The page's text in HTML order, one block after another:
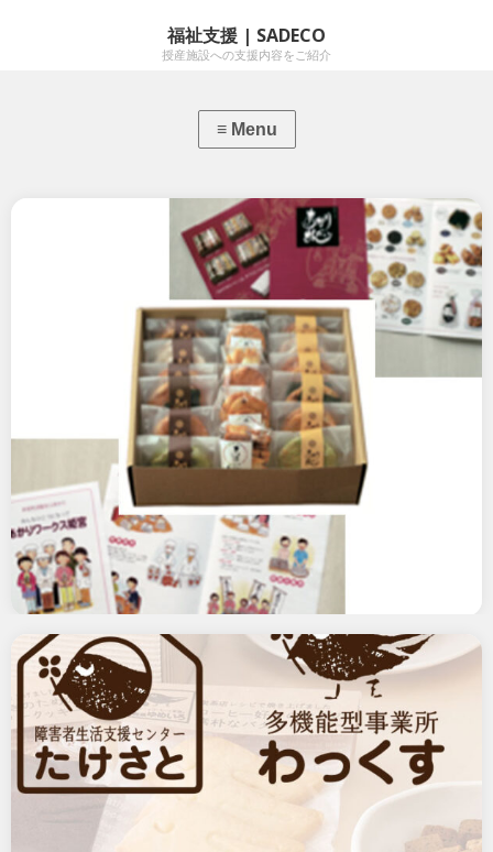
福祉支援 | SADECO
授産施設への支援内容をご紹介
障害者就労施設支援事業「あかりワークス
デザイン支援 2014年度 あか…
障害者就労施設支援事業「多機能型事業所
わっくす」
デザイン支援 2014年度 多機…